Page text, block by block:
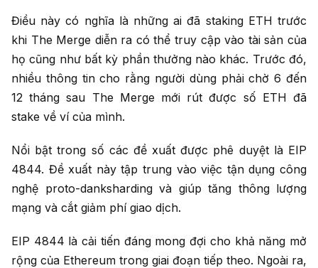
Điều này có nghĩa là những ai đã staking ETH trước
khi The Merge diễn ra có thể truy cập vào tài sản của
họ cũng như bất kỳ phần thưởng nào khác. Trước đó,
nhiều thông tin cho rằng người dùng phải chờ 6 đến
12 tháng sau The Merge mới rút được số ETH đã
stake về ví của mình.
Nổi bật trong số các đề xuất được phê duyệt là EIP
4844. Đề xuất này tập trung vào việc tận dụng công
nghệ proto-danksharding và giúp tăng thông lượng
mạng và cắt giảm phí giao dịch.
EIP 4844 là cải tiến đáng mong đợi cho khả năng mở
rộng của Ethereum trong giai đoạn tiếp theo. Ngoài ra,